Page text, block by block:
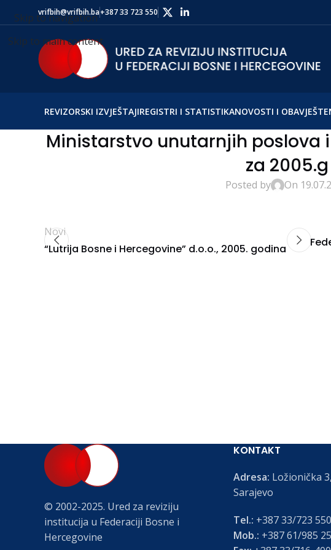
Skip to navigation
Skip to main content
vrifbih@vrifbih.ba+387 33 723 550
REVIZORSKI IZVJEŠTAJIREGISTRI I STATISTIKANOVOSTI I
Ministarstvo unutarnjih poslova
za 2005.g
Posted by On
Novi
“Lutrija Bosne i Hercegovine” d.o.o., 2005. godina
© 2002-2025. Ured za reviziju
institucija u Federaciji Bosne i
Hercegovine
KONTAKT
Adresa: Ložionička
Sarajevo
Tel.: +387 33/723 550
Mob.: +387 61/985